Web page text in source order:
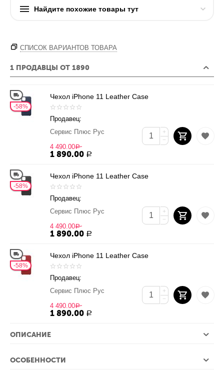
Найдите похожие товары тут
СПИСОК ВАРИАНТОВ ТОВАРА
1 ПРОДАВЦЫ ОТ 1890
58%
Чехол iPhone 11 Leather Case
Продавец:
Сервис Плюс Рус
4 490.00Р
1 890.00 Р
+
−
58%
Чехол iPhone 11 Leather Case
Продавец:
Сервис Плюс Рус
4 490.00Р
1 890.00 Р
+
−
58%
Чехол iPhone 11 Leather Case
Продавец:
Сервис Плюс Рус
4 490.00Р
1 890.00 Р
+
−
ОПИСАНИЕ
ОСОБЕННОСТИ